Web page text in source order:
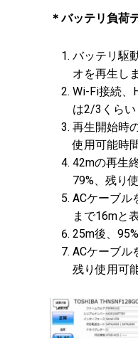
＊バッテリ負荷
バッテリ駆
オを再生し
Wi-Fi接続、
は2/3くらい
再生開始時
使用可能時
42mの再生
79%、残り
ACケーブル
まで16mと
25m後、
ACケーブル
残り使用可